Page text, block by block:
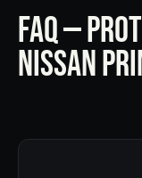
FAQ —
NISSAN